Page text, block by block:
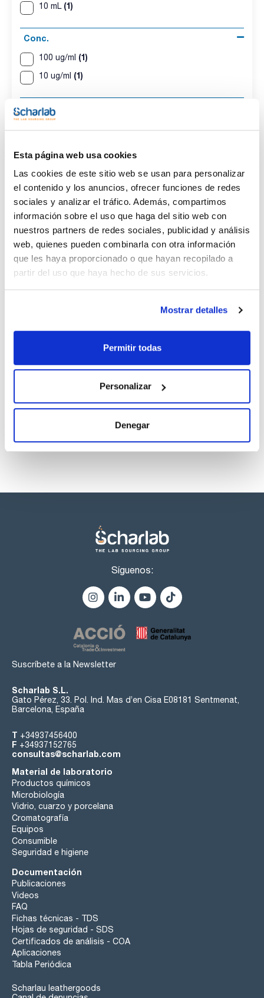
Esta página web usa cookies
Las cookies de este sitio web se usan para personalizar
el contenido y los anuncios, ofrecer funciones de redes
sociales y analizar el tráfico. Además, compartimos
información sobre el uso que haga del sitio web con
nuestros partners de redes sociales, publicidad y análisis
web, quienes pueden combinarla con otra información
que les haya proporcionado o que hayan recopilado a
partir del uso que haya hecho de sus servicios.
Mostrar detalles
Permitir todas
Personalizar
Denegar
10 mL (1)
Conc.
100 ug/ml (1)
10 ug/ml (1)
CAS
Disolvente
Iso-octane
Envase
Ampoule
Volumen
1 mL
Conc.
100 ug/ml
CAS
[407606-55-7]
Referencia
CBDE181ZT1
Envase
x1mL
Precio
Comprar
Ver stock
Disolvente Envase Volumen
Conc.
10 ug/ml
CAS
[407606-55-7]
BDE181ZT10
x10mL
Comprar
Síguenos:
Suscríbete a la Newsletter
Scharlab S.L.
Gato Pérez, 33. Pol. Ind. Mas d’en Cisa E08181 Sentmenat,
Barcelona, España
T +34937456400
F +34937152765
consultas@scharlab.com
Material de laboratorio
Productos químicos
Microbiología
Vidrio, cuarzo y porcelana
Cromatografía
Equipos
Consumible
Seguridad e higiene
Documentación
Publicaciones
Videos
FAQ
Fichas técnicas - TDS
Hojas de seguridad - SDS
Certificados de análisis - COA
Aplicaciones
Tabla Periódica
Scharlau leathergoods